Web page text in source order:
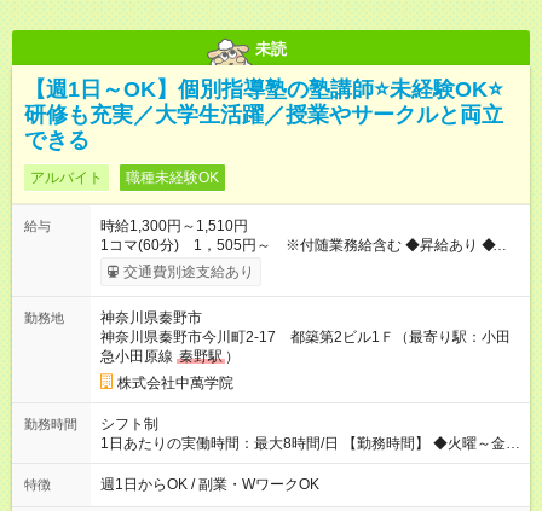
未読
【週1日～OK】個別指導塾の塾講師⭐未経験OK⭐
研修も充実／大学生活躍／授業やサークルと両立
できる
アルバイト 職種未経験OK
給与
時給1,300円～1,510円
1コマ(60分) 1，505円～ ※付随業務給含む ◆昇給あり ◆付随
業務給 …授業60分につき付随業務給10分ぶん（205円）を支給
（付随業務…授業準備、片付け、授業引継書の作成等） ◆研修
付随業務給含む ◆支払い方法：月1回 ◆交通費:全額支給（規定内
支給） 【試用期間】試用期間なし
交通費別途支給あり
勤務地
神奈川県秦野市
神奈川県秦野市今川町2-17 都築第2ビル1Ｆ（最寄り駅：小田
急小田原線 秦野駅 ）
株式会社中萬学院
勤務時間
シフト制
1日あたりの実働時間：最大8時間/日 【勤務時間】 ◆火曜～金
曜…17：00～21：30 ◆土曜…13：30～21：30 ＊上記時間内
で、週1日～OK！ ＊平日のみOK ＊1日4時間以内OK ＊季節講座
特徴 週1日からOK / 副業・WワークOK